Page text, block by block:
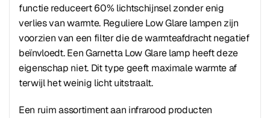
functie reduceert 60% lichtschijnsel zonder enig
verlies van warmte. Reguliere Low Glare lampen zijn
voorzien van een filter die de warmteafdracht negatief
beïnvloedt. Een Garnetta Low Glare lamp heeft deze
eigenschap niet. Dit type geeft maximale warmte af
terwijl het weinig licht uitstraalt.
Een ruim assortiment aan infrarood producten